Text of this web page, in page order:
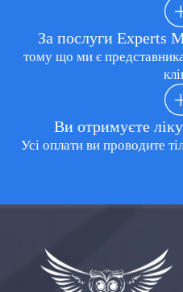
За послуги Experts
тому що ми є
Ви отримуєте
Усі оплати ви проводите